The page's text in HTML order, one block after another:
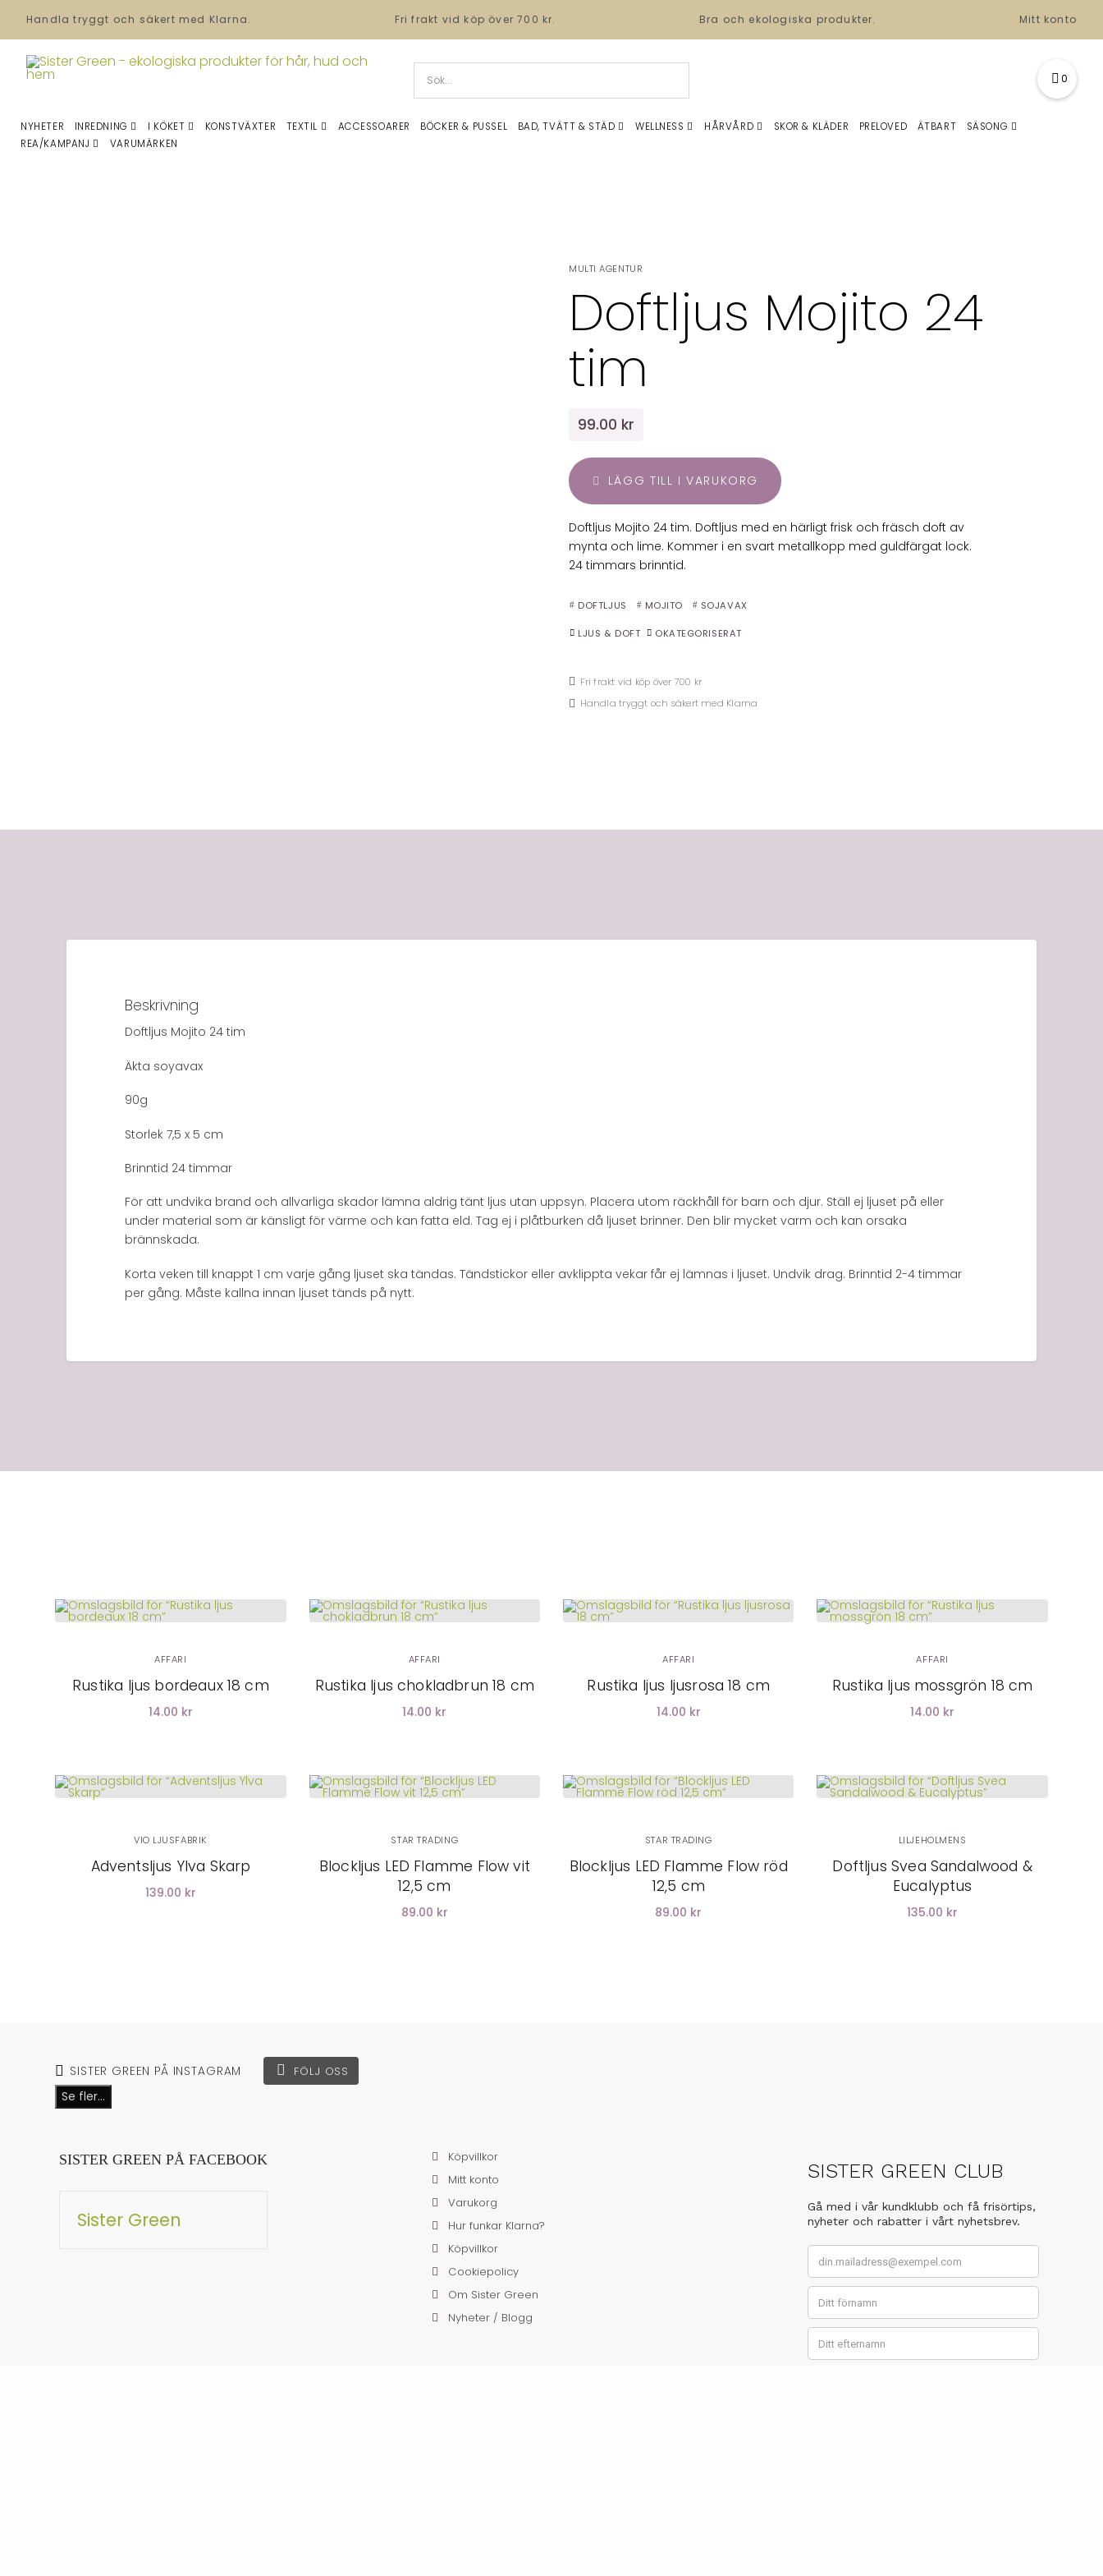
Handla tryggt och säkert med Klarna. Fri frakt vid köp över 700 kr. Bra och ekologiska produkter. Mitt konto
0
NYHETER INREDNING I KÖKET KONSTVÄXTER TEXTIL ACCESSOARER BÖCKER & PUSSEL BAD, TVÄTT & STÄD WELLNESS HÅRVÅRD SKOR & KLÄDER PRELOVED ÄTBART
SÄSONG
REA/KAMPANJ
VARUMÄRKEN
MULTI AGENTUR
Doftljus Mojito 24
tim
99.00 kr
LÄGG TILL I VARUKORG
Doftljus Mojito 24 tim. Doftljus med en härligt frisk och fräsch doft av
mynta och lime. Kommer i en svart metallkopp med guldfärgat lock.
24 timmars brinntid.
DOFTLJUS MOJITO SOJAVAX
LJUS & DOFT OKATEGORISERAT
Fri frakt vid köp över 700 kr
Handla tryggt och säkert med Klarna
Beskrivning
Doftljus Mojito 24 tim
Äkta soyavax
90g
Storlek 7,5 x 5 cm
Brinntid 24 timmar
För att undvika brand och allvarliga skador lämna aldrig tänt ljus utan uppsyn. Placera utom räckhåll för barn och djur. Ställ ej ljuset på eller
under material som är känsligt för värme och kan fatta eld. Tag ej i plåtburken då ljuset brinner. Den blir mycket varm och kan orsaka
brännskada.
Korta veken till knappt 1 cm varje gång ljuset ska tändas. Tändstickor eller avklippta vekar får ej lämnas i ljuset. Undvik drag. Brinntid 2-4 timmar
per gång. Måste kallna innan ljuset tänds på nytt.
LÄGG I
VARUKORG
AFFARI
Rustika ljus bordeaux 18 cm
14.00 kr
LÄGG I
VARUKORG
AFFARI
Rustika ljus chokladbrun 18 cm
14.00 kr
LÄGG I
VARUKORG
AFFARI
Rustika ljus ljusrosa 18 cm
14.00 kr
LÄGG I
VARUKORG
AFFARI
Rustika ljus mossgrön 18 cm
14.00 kr
VIO LJUSFABRIK
Adventsljus Ylva Skarp
139.00 kr
LÄGG I
VARUKORG
STAR TRADING
Blockljus LED Flamme Flow vit
12,5 cm
89.00 kr
LÄGG I
VARUKORG
STAR TRADING
Blockljus LED Flamme Flow röd
12,5 cm
89.00 kr
LÄGG I
VARUKORG
LILJEHOLMENS
Doftljus Svea Sandalwood &
Eucalyptus
135.00 kr
SISTER GREEN PÅ INSTAGRAM FÖLJ OSS
Se fler...
SISTER GREEN PÅ FACEBOOK
Sister Green
Köpvillkor
Mitt konto
Varukorg
Hur funkar Klarna?
Köpvillkor
Cookiepolicy
Om Sister Green
Nyheter / Blogg